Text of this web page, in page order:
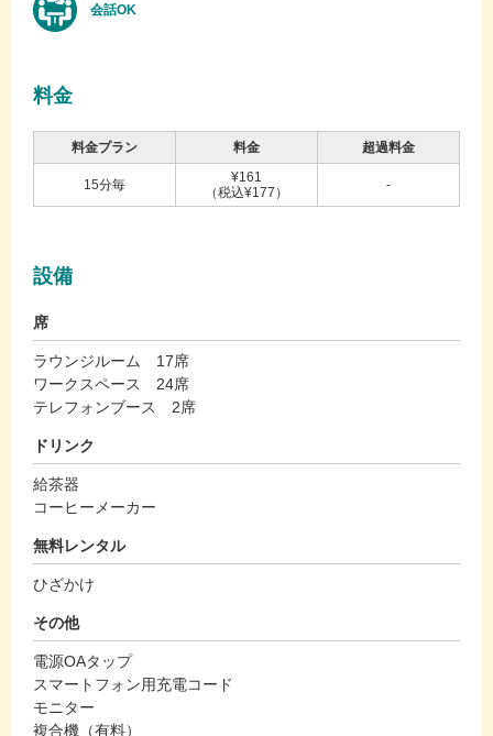
会話OK
料金
料金プラン 料金 超過料金
15分毎
¥161
（税込¥177）
-
設備
席
ラウンジルーム 17席
ワークスペース 24席
テレフォンブース 2席
ドリンク
給茶器
コーヒーメーカー
無料レンタル
ひざかけ
その他
電源OAタップ
スマートフォン用充電コード
モニター
複合機（有料）